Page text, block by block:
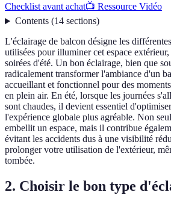
Checklist avant achat📺 Ressource Vidéo
Contents(14 sections)
L'éclairage de balcon désigne les
utilisées pour illuminer cet espace
soirées d'été. Un bon éclairage, bien que
radicalement transformer l'ambiance d'un
accueillant et fonctionnel pour des
en plein air. En été, lorsque les journées
sont chaudes, il devient essentiel
l'expérience globale plus agréable. Non
embellit un espace, mais il contribue
évitant les accidents dus à une visibilité
prolonger votre utilisation de l'extérieur,
tombée.
2. Choisir le bon type